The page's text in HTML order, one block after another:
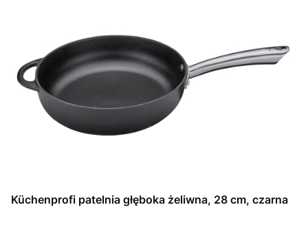
Küchenprofi patelnia głęboka żeliwna, 28 cm, czarna